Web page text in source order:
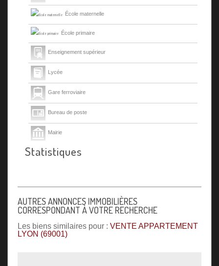
École maternelle
École primaire
Enseignement supérieur
Lycée
Gare ferroviaire
Bureau de poste
Mairie
Presse et Tabac
Statistiques
AUTRES ANNONCES IMMOBILIÈRES
CORRESPONDANT À VOTRE RECHERCHE
Les biens similaires pour : VENTE APPARTEMENT
LYON (69001)